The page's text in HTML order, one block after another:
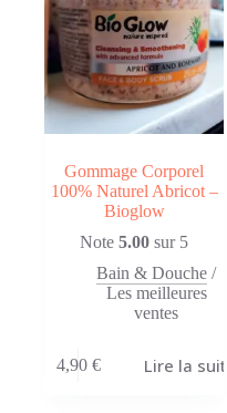
Gommage Corporel
100% Naturel Abricot –
Bioglow
Note5.00 sur 5
Bain & Douche /
Les meilleures
ventes
4,90 € Lire la suite